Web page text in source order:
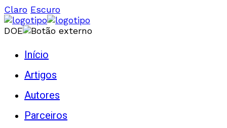
Claro Escuro
DOE
Início
Artigos
Autores
Parceiros